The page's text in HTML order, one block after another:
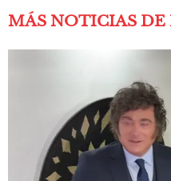
MÁS NOTICIAS DE